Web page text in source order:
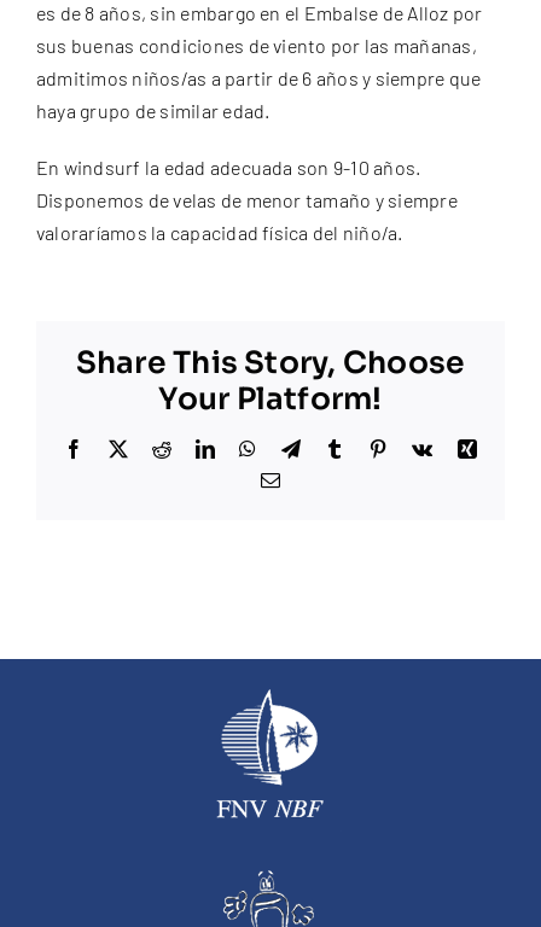
Contacto
es de 8 años, sin embargo en el Embalse de Alloz por
sus buenas condiciones de viento por las mañanas,
admitimos niños/as a partir de 6 años y siempre que
haya grupo de similar edad.
En windsurf la edad adecuada son 9-10 años.
Disponemos de velas de menor tamaño y siempre
valoraríamos la capacidad física del niño/a.
Share This Story, Choose
Your Platform!
Facebook
X RedditLinkedInWhatsApp
TelegramTumblr Pinterest
Vk
Xing
Correo